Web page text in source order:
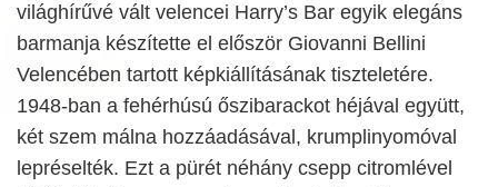
világhírűvé vált velencei Harry’s Bar egyik elegáns
barmanja készítette el először Giovanni Bellini
Velencében tartott képkiállításának tiszteletére.
1948-ban a fehérhúsú őszibarackot héjával együtt,
két szem málna hozzáadásával, krumplinyomóval
lepréselték. Ezt a pürét néhány csepp citromlével